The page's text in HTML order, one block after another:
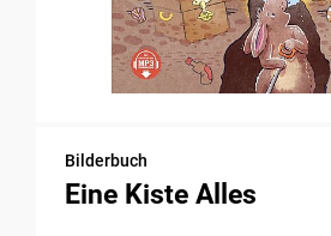
Bilderbuch
Eine Kiste Alles